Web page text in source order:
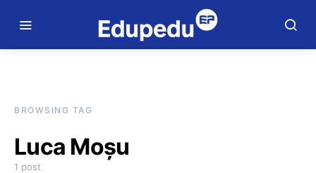
BROWSING TAG
Luca Moșu
1 post